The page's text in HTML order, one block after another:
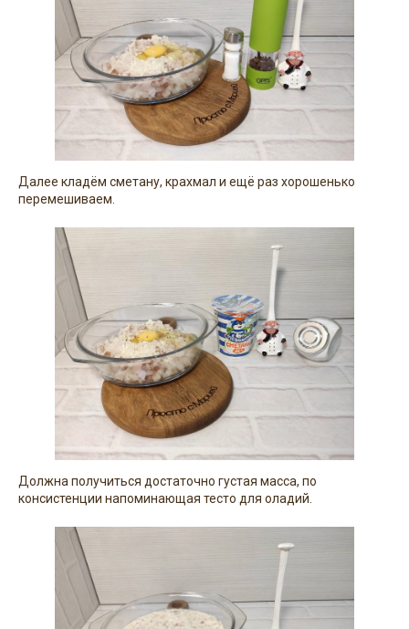
Далее кладём сметану, крахмал и ещё раз хорошенько
перемешиваем.
Должна получиться достаточно густая масса, по
консистенции напоминающая тесто для оладий.